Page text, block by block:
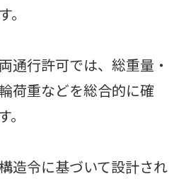
通行許可では、総重量・
荷重などを総合的に確
造令に基づいて設計され